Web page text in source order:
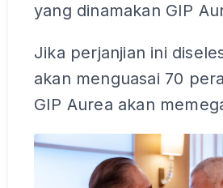
yang dinamakan GIP
Jika perjanjian ini
akan menguasai 70
GIP Aurea akan